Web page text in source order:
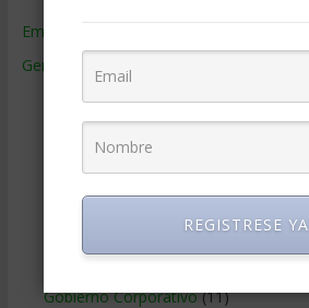
Empresas de Gerencia
Gerencia
(9.477)
Contabilidad(466)
Estrategia Empresarial(304)
Finanzas Corporativas(748)
Gerencia social y ambiental(223)
Gobierno Corporativo(11)
REGISTRESE YA